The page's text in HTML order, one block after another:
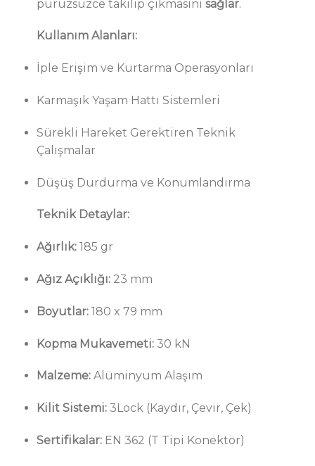
pürüzsüzce takılıp çıkmasını sağlar.
Kullanım Alanları:
İple Erişim ve Kurtarma Operasyonları
Karmaşık Yaşam Hattı Sistemleri
Sürekli Hareket Gerektiren Teknik
Çalışmalar
Düşüş Durdurma ve Konumlandırma
Teknik Detaylar:
Ağırlık:185 gr
Ağız Açıklığı:23 mm
Boyutlar:180 x 79 mm
Kopma Mukavemeti:30 kN
Malzeme:Alüminyum Alaşım
Kilit Sistemi:3Lock (Kaydır, Çevir, Çek)
Sertifikalar:EN 362 (T Tipi Konektör)